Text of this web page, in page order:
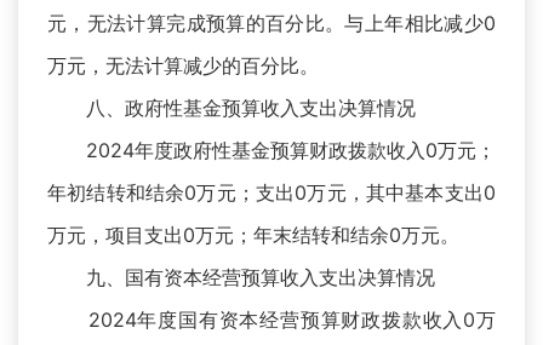
元，无法计算完成预算的百分比。与上年相比减少0
万元，无法计算减少的百分比。
八、政府性基金预算收入支出决算情况
2024年度政府性基金预算财政拨款收入0万元；
年初结转和结余0万元；支出0万元，其中基本支出0
万元，项目支出0万元；年末结转和结余0万元。
九、国有资本经营预算收入支出决算情况
2024年度国有资本经营预算财政拨款收入0万